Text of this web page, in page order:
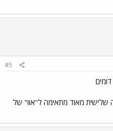
#5
שלישית מאוד מתאימה ל"אוו" של